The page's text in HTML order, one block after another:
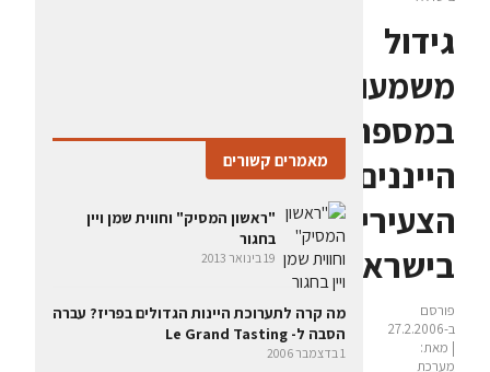
גידול
משמעותי
במספר
הייננים
הצעירים
בישראל
פורסם
ב-27.2.2006
| מאת:
מערכת
מאמרים קשורים
"ראשון המסיק" וחווית שמן ויין
בחגור
19 בינואר 2013
מה קרה לתערוכת היינות הגדולים בפריז? עברה
הסבה ל- Le Grand Tasting
1 בדצמבר 2006